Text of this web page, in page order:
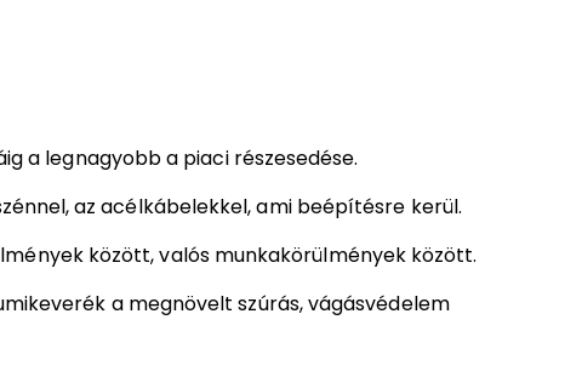
a legnagyobb a piaci részesedése.
az acélkábelekkel, ami beépítésre kerül.
között, valós munkakörülmények között.
a megnövelt szúrás, vágásvédelem